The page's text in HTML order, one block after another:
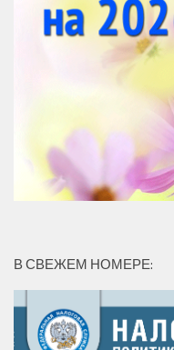
В СВЕЖЕМ НОМЕРЕ: